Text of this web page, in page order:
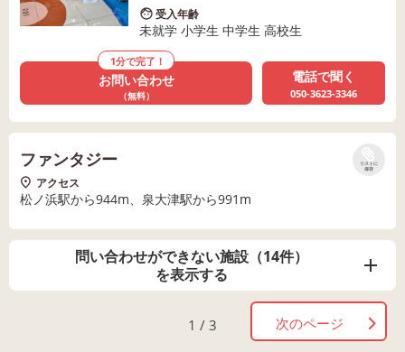
受入年齢
未就学 小学生 中学生 高校生
1分で完了！
お問い合わせ
（無料）
電話で聞く
050-3623-3346
リストに
保存
ファンタジー
アクセス
松ノ浜駅から944m、泉大津駅から991m
問い合わせができない施設（14件）
を表示する
1 / 3 次のページ